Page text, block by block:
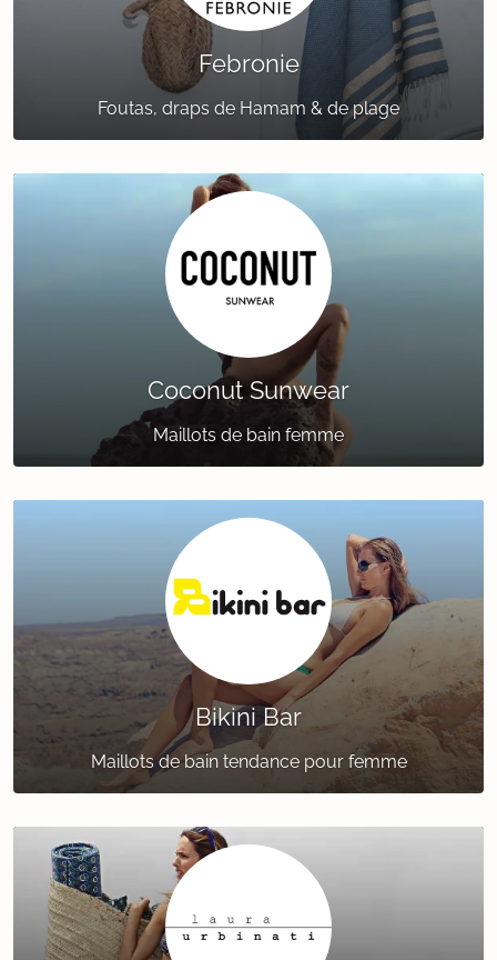
Febronie
Foutas, draps de Hamam & de plage
Coconut Sunwear
Maillots de bain femme
Bikini Bar
Maillots de bain tendance pour femme